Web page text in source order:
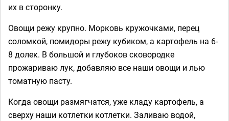
их в сторонку.
Овощи режу крупно. Морковь кружочками, перец
соломкой, помидоры режу кубиком, а картофель на 6-
8 долек. В большой и глубоков сковородке
прожариваю лук, добавляю все наши овощи и лью
томатную пасту.
Когда овощи размягчатся, уже кладу картофель, а
сверху наши котлетки котлетки. Заливаю водой,